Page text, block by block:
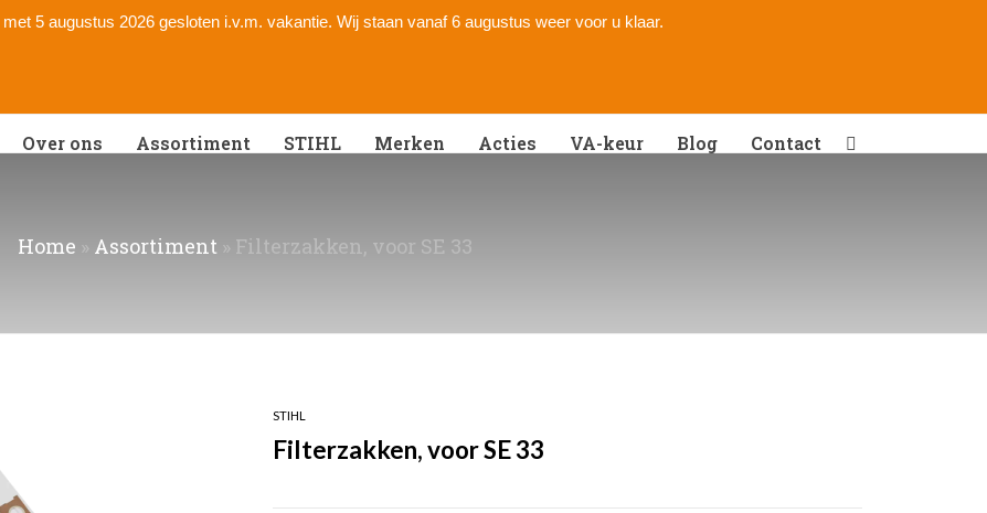
5 augustus 2026 gesloten i.v.m. vakantie. Wij staan vanaf 6 augustus weer voor u klaar.
Over ons Assortiment STIHL Merken Acties VA-keur Blog Contact
Home » Assortiment » Filterzakken, voor SE 33
STIHL
Filterzakken, voor SE 33